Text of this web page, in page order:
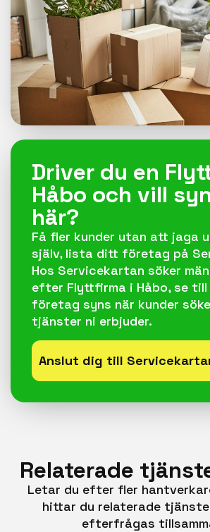
Driver du en
Håbo och vill
här?
Få fler kunder utan att jaga
själv, lista ditt företag på
Hos Servicekartan söker
efter Flyttfirma i Håbo, se
företag syns när kunder
tjänster ni erbjuder.
Anslut dig till
Relaterade
Letar du efter fler
hittar du relaterade
efterfrågas